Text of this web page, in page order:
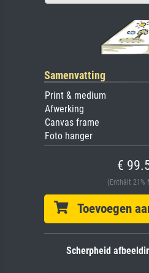
Samenvatting
Print & medium
Afwerking
Canvas frame
Foto hanger
€
(Enthält 21%
Toevoegen
Scherpheid